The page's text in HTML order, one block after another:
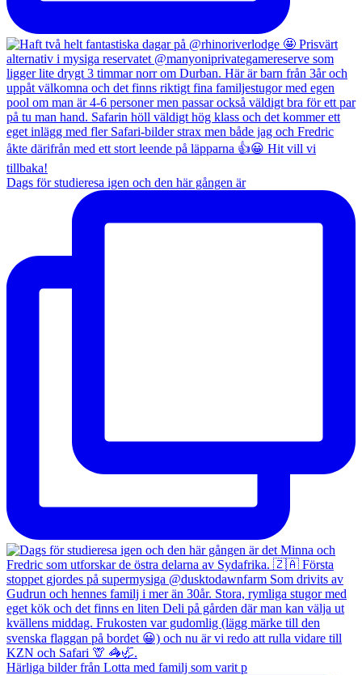
Dags för studieresa igen och den här gången är
Härliga bilder från Lotta med familj som varit p